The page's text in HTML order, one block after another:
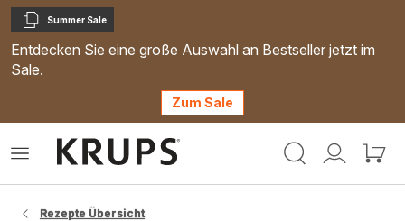
Kopieren
Summer Sale
Entdecken Sie eine große Auswahl an Bestseller jetzt im
Sale.
Zum Sale
Mein
Mein
Das
Rezepte Übersicht